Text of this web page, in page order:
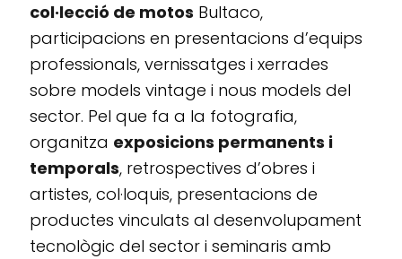
col·lecció de motos Bultaco,
participacions en presentacions d’equips
professionals, vernissatges i xerrades
sobre models vintage i nous models del
sector. Pel que fa a la fotografia,
organitza exposicions permanents i
temporals, retrospectives d’obres i
artistes, col·loquis, presentacions de
productes vinculats al desenvolupament
tecnològic del sector i seminaris amb